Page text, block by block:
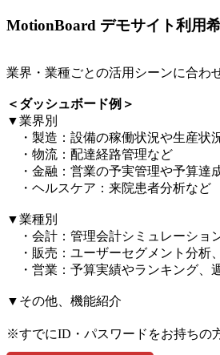
MotionBoard デモサイト利用
業界・業種ごとの活用シーンに合わ
＜ダッシュボード例＞​
▼業界別​
・製造：設備の稼働状況や生産状
・物流：配達経路管理など​
・金融：営業の予実管理や予算達
・ヘルスケア：来院患者分析など​
▼業種別​
・会計：管理会計シミュレーショ
・販売：ユーザーセグメント分析
・営業：予算実績やランキング、
▼その他、機能紹介​
※すでにID・パスワードをお持ちの